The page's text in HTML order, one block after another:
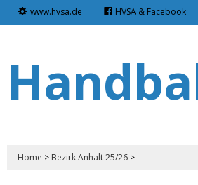
www.hvsa.de HVSA & Facebook
Home > Bezirk Anhalt 25/26 >